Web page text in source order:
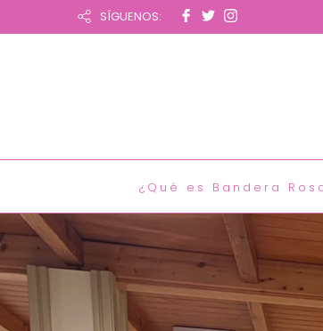
SÍGUENOS:
¿Qué es Bandera